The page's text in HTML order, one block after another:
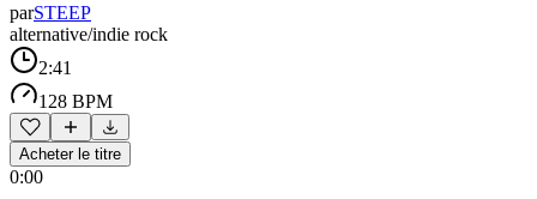
parSTEEP
alternative/indie rock
2:41
128 BPM
Acheter le titre
0:00